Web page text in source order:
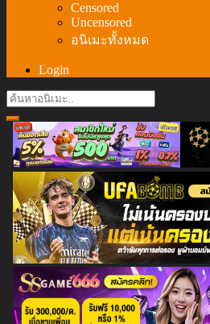
Censored
Uncensored
อนิเมะทั้งหมด
Login